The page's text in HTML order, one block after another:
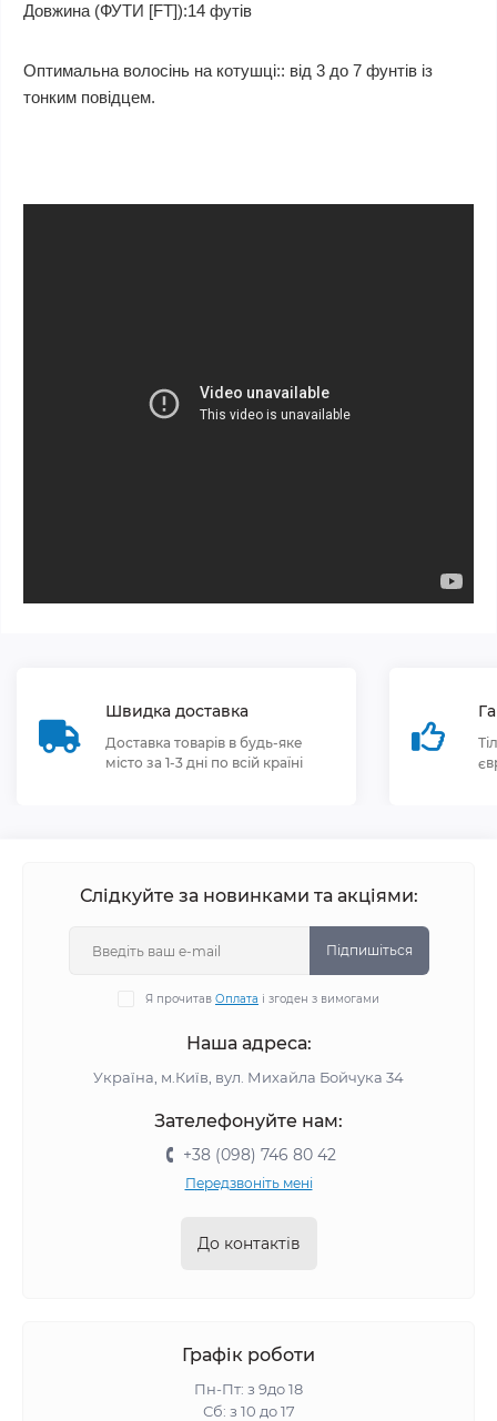
Довжина (ФУТИ [FT]):14 футів
Оптимальна волосінь на котушці:: від 3 до 7 фунтів із
тонким повідцем.
Швидка доставка
Доставка товарів в будь-яке
місто за 1-3 дні по всій країні
Слідкуйте за новинками та акціями:
Підпишіться
Я прочитав Оплата і згоден з вимогами
Наша адреса:
Україна, м.Київ, вул. Михайла Бойчука 34
Зателефонуйте нам:
+38 (098) 746 80 42
Передзвоніть мені
До контактів
Графік роботи
Пн-Пт: з 9до 18
Сб: з 10 до 17